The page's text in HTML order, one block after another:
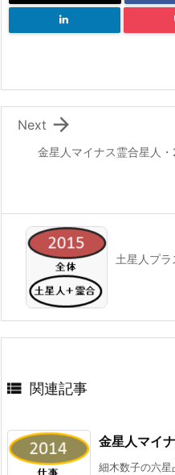
金星人マイナス霊合星人

Next
土星人プ
 関連記事
金星人マイ
細木数子の六